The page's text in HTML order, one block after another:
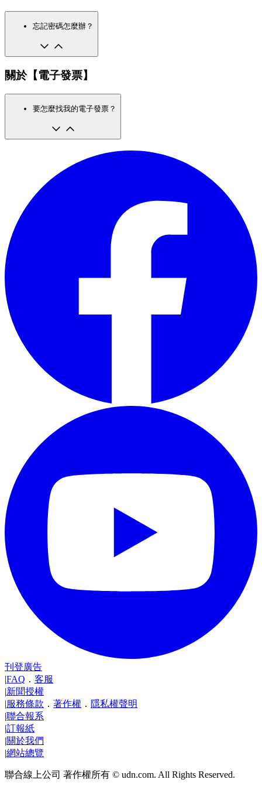
忘記密碼怎麼辦？
關於【電子發票】
要怎麼找我的電子發票？
刊登廣告
|FAQ ． 客服
|新聞授權
|服務條款 ． 著作權 ． 隱私權聲明
|聯合報系
|訂報紙
|關於我們
|網站總覽
聯合線上公司 著作權所有 © udn.com. All Rights Reserved.